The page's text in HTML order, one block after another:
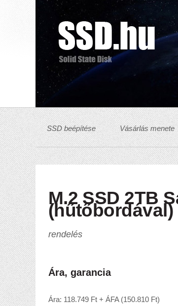
SSD beépítése Vásárlás menete
M.2 SSD 2TB
(hűtőbordával)
rendelés
Ára, garancia
Ára: 118.749 Ft + ÁFA (150.810 Ft)